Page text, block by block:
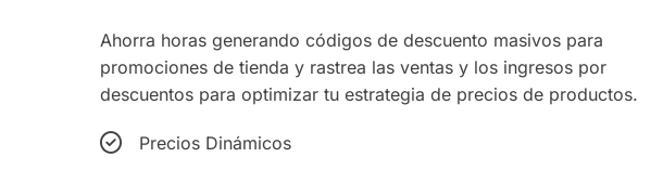
Ahorra horas generando códigos de descuento masivos para
promociones de tienda y rastrea las ventas y los ingresos por
descuentos para optimizar tu estrategia de precios de productos.
Precios Dinámicos